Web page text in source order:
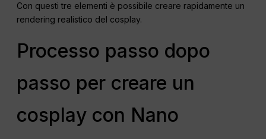
Con questi tre elementi è possibile creare rapidamente un
rendering realistico del cosplay.
Processo passo dopo
passo per creare un
cosplay con Nano